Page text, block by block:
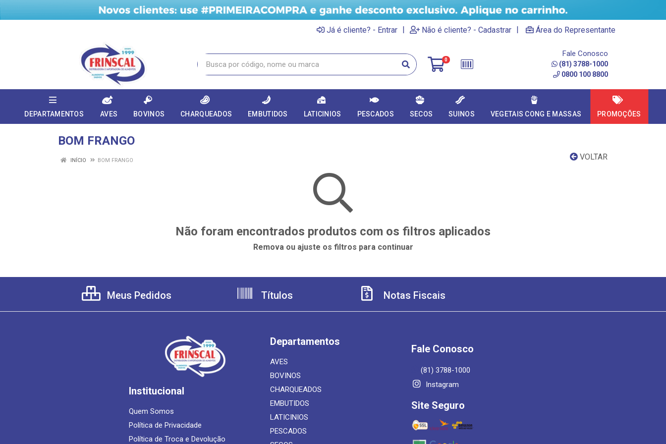
Já é cliente? - Entrar | Não é cliente? - Cadastrar | Área do Representante
0
Fale Conosco
(81) 3788-1000
0800 100 8800
DEPARTAMENTOS AVES BOVINOS CHARQUEADOS EMBUTIDOS LATICINIOS PESCADOS SECOS SUINOS VEGETAIS CONG E MASSAS PROMOÇÕES
BOM FRANGO
VOLTAR
INÍCIO BOM FRANGO
Não foram encontrados produtos com os filtros aplicados
Remova ou ajuste os filtros para continuar
Meus Pedidos Títulos Notas Fiscais
Institucional
Quem Somos
Política de Privacidade
Política de Troca e Devolução
Departamentos
AVES
BOVINOS
CHARQUEADOS
EMBUTIDOS
LATICINIOS
PESCADOS
Fale Conosco
(81) 3788-1000
Instagram
Site Seguro